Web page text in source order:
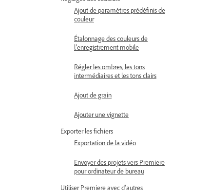
Ajout de paramètres prédéfinis de
couleur
Étalonnage des couleurs de
l’enregistrement mobile
Régler les ombres, les tons
intermédiaires et les tons clairs
Ajout de grain
Ajouter une vignette
Exporter les fichiers
Exportation de la vidéo
Envoyer des projets vers Premiere
pour ordinateur de bureau
Utiliser Premiere avec d’autres